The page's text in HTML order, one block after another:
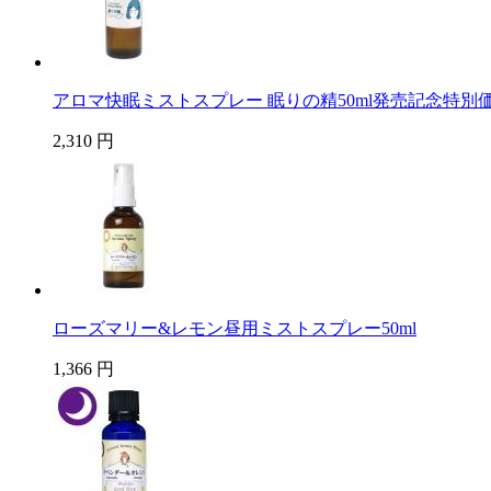
アロマ快眠ミストスプレー 眠りの精50ml発売記念特別
2,310 円
ローズマリー&レモン昼用ミストスプレー50ml
1,366 円